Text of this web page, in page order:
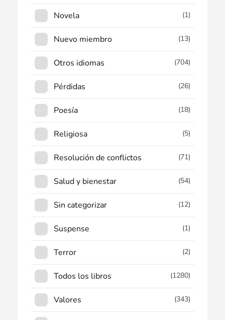
Novela (1)
Nuevo miembro (13)
Otros idiomas (704)
Pérdidas (26)
Poesía (18)
Religiosa (5)
Resolución de conflictos (71)
Salud y bienestar (54)
Sin categorizar (12)
Suspense (1)
Terror (2)
Todos los libros (1280)
Valores (343)